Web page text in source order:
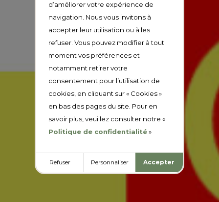
d’améliorer votre expérience de
navigation. Nous vous invitons à
accepter leur utilisation ou à les
refuser. Vous pouvez modifier à tout
moment vos préférences et
notamment retirer votre
consentement pour l’utilisation de
cookies, en cliquant sur « Cookies »
en bas des pages du site. Pour en
savoir plus, veuillez consulter notre «
Politique de confidentialité»
Refuser Personnaliser Accepter